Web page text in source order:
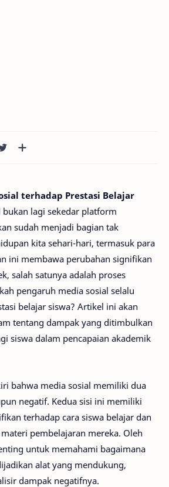
terhadap Prestasi Belajar
bukan lagi sekedar platform
sudah menjadi bagian tak
kita sehari-hari, termasuk para
ini membawa perubahan signifikan
salah satunya adalah proses
pengaruh media sosial selalu
belajar siswa? Artikel ini akan
tentang dampak yang ditimbulkan
siswa dalam pencapaian akademik
bahwa media sosial memiliki dua
negatif. Kedua sisi ini memiliki
terhadap cara siswa belajar dan
pembelajaran mereka. Oleh
untuk memahami bagaimana
alat yang mendukung,
dampak negatifnya.